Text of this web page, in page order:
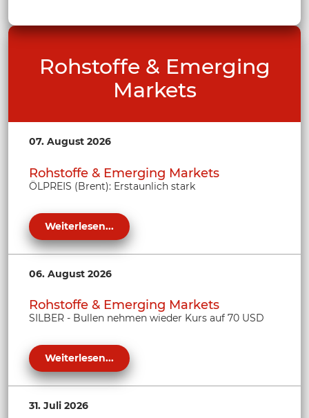
Rohstoffe & Emerging
Markets
07. August 2026
Rohstoffe & Emerging Markets
ÖLPREIS (Brent): Erstaunlich stark
Weiterlesen...
06. August 2026
Rohstoffe & Emerging Markets
SILBER - Bullen nehmen wieder Kurs auf 70 USD
Weiterlesen...
31. Juli 2026